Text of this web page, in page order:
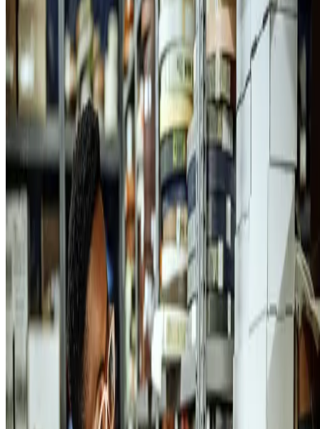
Gerenciar o estoque é um trabalho que traz em diversos benefícios
para o empreendedor. Organização do espaço físico, registro das
entradas e saídas de mercadorias, facilidade de reposição e
mapeamento das matérias-primas são alguns dos exemplos.
Por isso, entender como
organizar um estoque é importante para
gestores e colaboradores de qualquer empresa.
Pensando nisso,
preparamos as melhores dicas para que você realize o checklist
completo das ações necessárias para fazer uma boa gestão de
Boa leitura!
1. Conte os produtos
O primeiro passo para um bom gerenciamento é realizar a contagem
estoque
isso é, contar quantos itens de cada produto você tem
armazenados.
Desse modo, você terá uma visão clara sobre o que
você já tem e o que não está disponível no momento.
Dessa forma, você entenderá quais itens precisam ser repostos,
principalmente em relação àqueles que vendem muito e não podem
faltar por muito tempo. Com essas informações, você poderá criar
estratégias de comercialização, como uma campanha de queima de
estoque para não perder dinheiro com produtos encalhados.
O ideal é ter mais de um funcionário nessa tarefa, que precisa de
atenção para que o seu inventário não fique todo desorganizado.
Conscientize esses colaboradores sobre a importância de listar as
mercadorias e contar suas unidades.
Caso você não queira ter uma contagem manual, você pode buscar
sistema de gestão que gere um código de barras para cada produto e
que forneça um leitor para atualizar a quantidade deles. Falaremos
dessa opção adiante no texto.